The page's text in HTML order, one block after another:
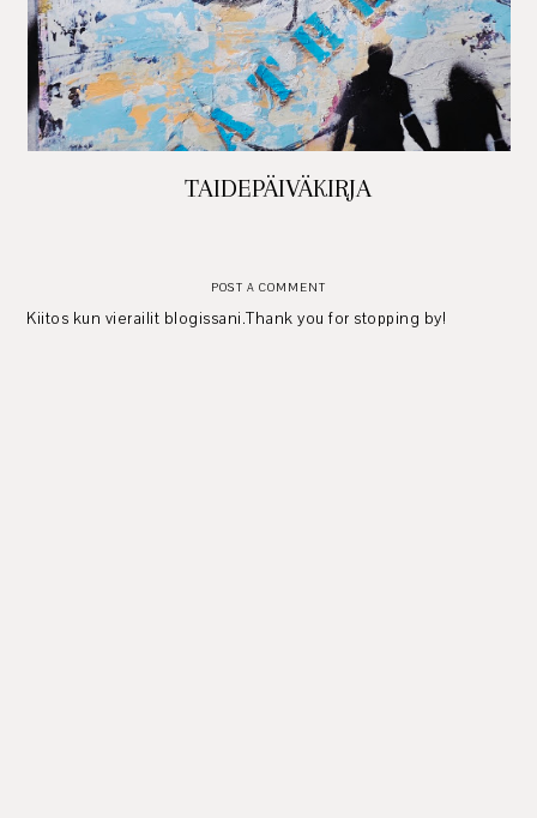
TAIDEPÄIVÄKIRJA
POST A COMMENT
Kiitos kun vierailit blogissani.Thank you for stopping by!